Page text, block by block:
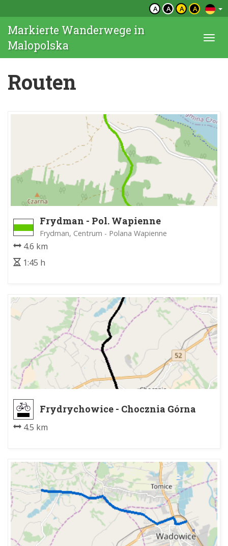
A A A A
Markierte Wanderwege in
Malopolska
Routen
Frydman - Pol. Wapienne
Frydman, Centrum - Polana Wapienne
4.6 km
1:45 h
Frydrychowice - Chocznia Górna
4.5 km